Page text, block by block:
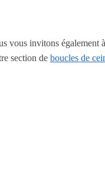
vous invitons également
section deboucles de